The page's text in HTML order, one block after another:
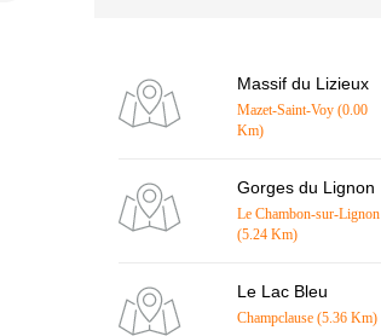
Massif du Lizieux
Mazet-Saint-Voy (0.00
Km)
Gorges du Lignon
Le Chambon-sur-Lignon
(5.24 Km)
Le Lac Bleu
Champclause (5.36 Km)